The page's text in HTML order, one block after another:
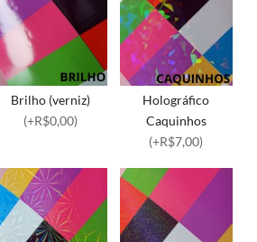
Brilho (verniz)
(+R$0,00)
Holográfico
Caquinhos
(+R$7,00)